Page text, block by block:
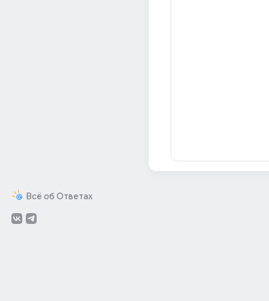
Всё об Ответах